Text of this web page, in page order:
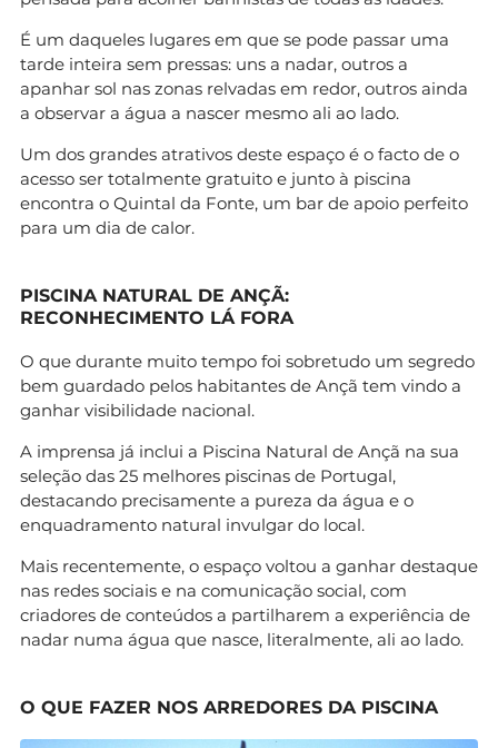
É um daqueles lugares em que se pode passar uma
tarde inteira sem pressas: uns a nadar, outros a
apanhar sol nas zonas relvadas em redor, outros ainda
a observar a água a nascer mesmo ali ao lado.
Um dos grandes atrativos deste espaço é o facto de o
acesso ser totalmente gratuito e junto à piscina
encontra o Quintal da Fonte, um bar de apoio perfeito
para um dia de calor.
PISCINA NATURAL DE ANÇÃ:
RECONHECIMENTO LÁ FORA
O que durante muito tempo foi sobretudo um segredo
bem guardado pelos habitantes de Ançã tem vindo a
ganhar visibilidade nacional.
A imprensa já inclui a Piscina Natural de Ançã na sua
seleção das 25 melhores piscinas de Portugal,
destacando precisamente a pureza da água e o
enquadramento natural invulgar do local.
Mais recentemente, o espaço voltou a ganhar destaque
nas redes sociais e na comunicação social, com
criadores de conteúdos a partilharem a experiência de
nadar numa água que nasce, literalmente, ali ao lado.
O QUE FAZER NOS ARREDORES DA PISCINA